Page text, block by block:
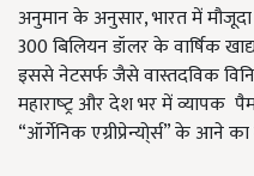
अनुमान के अनुसार, भारत में
300 बिलियन डॉलर के वार्षिक
इससे नेटसर्फ जैसे वास्तदविक
महाराष्‍ट्र और देश भर में व्यापक
“ऑर्गेनिक एग्रीप्रेन्यो्र्स” के आने का